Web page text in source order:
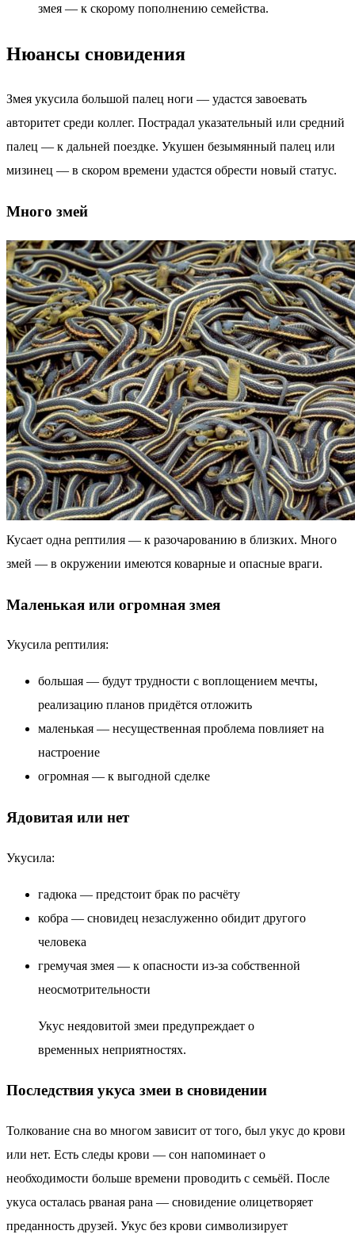
змея — к скорому пополнению семейства.
Нюансы сновидения
Змея укусила большой палец ноги — удастся завоевать
авторитет среди коллег. Пострадал указательный или средний
палец — к дальней поездке. Укушен безымянный палец или
мизинец — в скором времени удастся обрести новый статус.
Много змей
Кусает одна рептилия — к разочарованию в близких. Много
змей — в окружении имеются коварные и опасные враги.
Маленькая или огромная змея
Укусила рептилия:
большая — будут трудности с воплощением мечты,
реализацию планов придётся отложить
маленькая — несущественная проблема повлияет на
настроение
огромная — к выгодной сделке
Ядовитая или нет
Укусила:
гадюка — предстоит брак по расчёту
кобра — сновидец незаслуженно обидит другого
человека
гремучая змея — к опасности из-за собственной
неосмотрительности
Укус неядовитой змеи предупреждает о
временных неприятностях.
Последствия укуса змеи в сновидении
Толкование сна во многом зависит от того, был укус до крови
или нет. Есть следы крови — сон напоминает о
необходимости больше времени проводить с семьёй. После
укуса осталась рваная рана — сновидение олицетворяет
преданность друзей. Укус без крови символизирует